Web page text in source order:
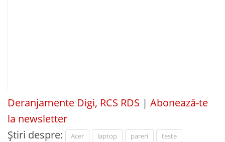
Deranjamente Digi, RCS RDS | Abonează-te
la newsletter
Știri despre:
Acer laptop pareri teste